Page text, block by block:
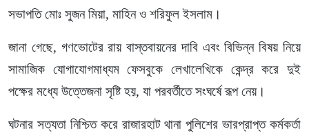
সভাপতি মোঃ সুজন মিয়া, মাহিন ও শরিফুল ইসলাম।
জানা গেছে, গণভোটের রায় বাস্তবায়নের দাবি এবং বিভিন্ন বিষয় নিয়ে
সামাজিক যোগাযোগমাধ্যম ফেসবুকে লেখালেখিকে কেন্দ্র করে দুই
পক্ষের মধ্যে উত্তেজনা সৃষ্টি হয়, যা পরবর্তীতে সংঘর্ষে রূপ নেয়।
ঘটনার সত্যতা নিশ্চিত করে রাজারহাট থানা পুলিশের ভারপ্রাপ্ত কর্মকর্তা